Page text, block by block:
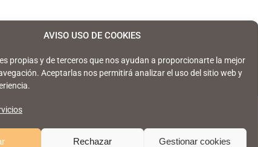
AVISO USO DE COOKIES
propias y de terceros que nos ayudan a proporcionarte la mejor
Aceptarlas nos permitirá analizar el uso del sitio web y
Rechazar Gestionar cookies